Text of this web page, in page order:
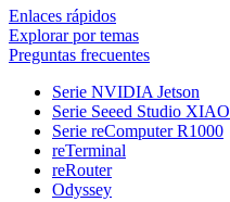
Enlaces rápidos
Explorar por temas
Preguntas frecuentes
Serie NVIDIA Jetson
Serie Seeed Studio XIAO
Serie reComputer R1000
reTerminal
reRouter
Odyssey